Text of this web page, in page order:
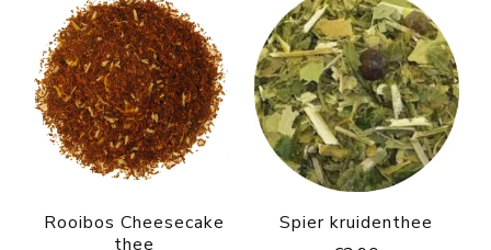
Rooibos Cheesecake
thee
Spier kruidenthee